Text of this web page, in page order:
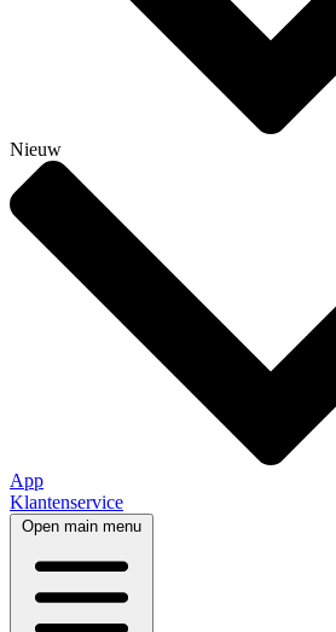
Nieuw
App
Klantenservice
Open main menu